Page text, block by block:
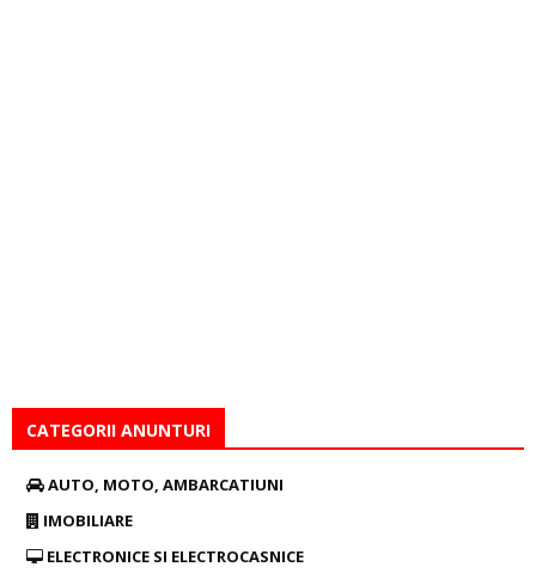
CATEGORII ANUNTURI
AUTO, MOTO, AMBARCATIUNI
IMOBILIARE
ELECTRONICE SI ELECTROCASNICE